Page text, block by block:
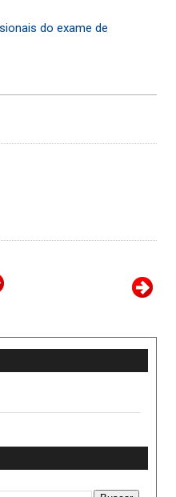
do exame de